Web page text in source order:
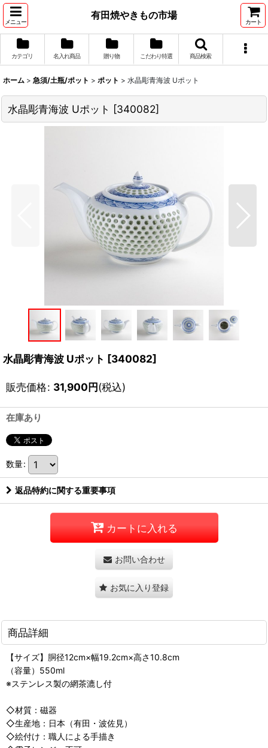
メニュー
有田焼やきもの市場
カート
カテゴリ 名入れ商品 贈り物 こだわり特選 商品検索
ホーム > 急須/土瓶/ポット > ポット > 水晶彫青海波 Uポット
水晶彫青海波 Uポット [340082]
水晶彫青海波 Uポット [340082]
販売価格: 31,900円(税込)
在庫あり
数量:
返品特約に関する重要事項
カートに入れる
お問い合わせ
お気に入り登録
商品詳細
【サイズ】胴径12cm×幅19.2cm×高さ10.8cm
（容量）550ml
※ステンレス製の網茶漉し付
◇材質：磁器
◇生産地：日本（有田・波佐見）
◇絵付け：職人による手描き